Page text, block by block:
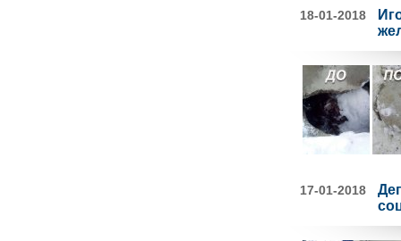
18-01-2018
17-01-2018